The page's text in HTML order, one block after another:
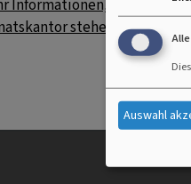
Informationen, wie man
stehen euch und
Auswahl